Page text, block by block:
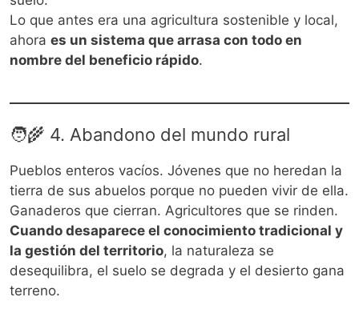
Lo que antes era una agricultura sostenible y local,
ahora es un sistema que arrasa con todo en
nombre del beneficio rápido.
🧑‍🌾 4. Abandono del mundo rural
Pueblos enteros vacíos. Jóvenes que no heredan la
tierra de sus abuelos porque no pueden vivir de ella.
Ganaderos que cierran. Agricultores que se rinden.
Cuando desaparece el conocimiento tradicional y
la gestión del territorio, la naturaleza se
desequilibra, el suelo se degrada y el desierto gana
terreno.